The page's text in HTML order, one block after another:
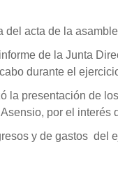
del acta de la
de la Junta
durante el
la presentación de
por el
y de gastos del